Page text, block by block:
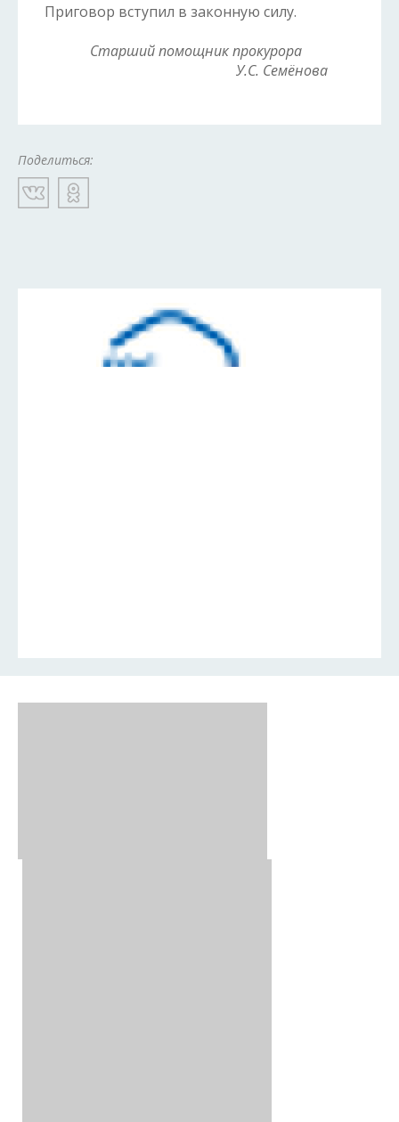
Приговор вступил в законную силу.
Старший помощник прокурора
У.С. Семёнова
Поделиться: